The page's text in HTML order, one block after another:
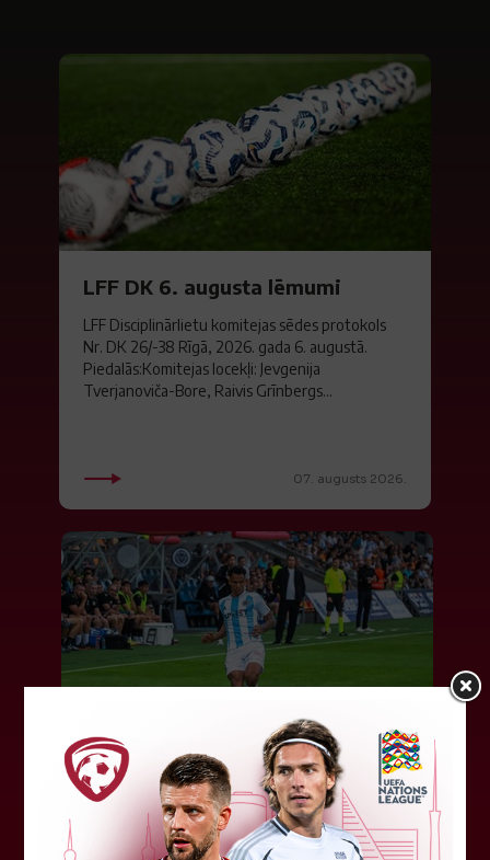
LFF DK 6. augusta lēmumi
LFF Disciplinārlietu komitejas sēdes protokols
Nr. DK 26/-38 Rīgā, 2026. gada 6. augustā.
Piedalās:Komitejas locekļi: Jevgenija
Tverjanoviča-Bore, Raivis Grīnbergs...
07. augusts 2026.
"Riga FC" iegūst handikapu, RFS
būs jāatspēlējas
Ceturtdienas vakarā savas spēles UEFA
Konferences līgas kvalifikācijas trešajā kārtā